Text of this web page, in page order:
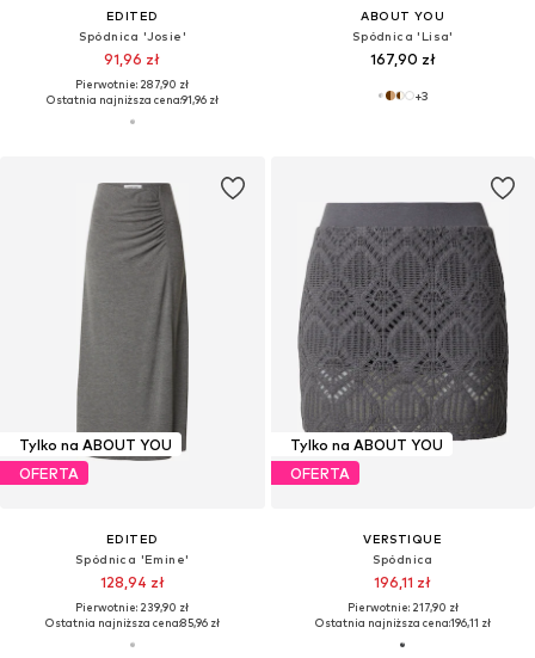
EDITED
Spódnica 'Josie'
91,96 zł
Pierwotnie: 287,90 zł
Ostatnia najniższa cena:91,96 zł
ABOUT YOU
Spódnica 'Lisa'
167,90 zł
+3
Tylko na ABOUT YOU
OFERTA
EDITED
Spódnica 'Emine'
128,94 zł
Pierwotnie: 239,90 zł
Ostatnia najniższa cena:85,96 zł
Tylko na ABOUT YOU
OFERTA
VERSTIQUE
Spódnica
196,11 zł
Pierwotnie: 217,90 zł
Ostatnia najniższa cena:196,11 zł